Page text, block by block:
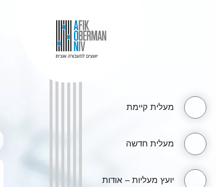
מעלית קיימת
מעלית חדשה
יועץ מעליות – אודות